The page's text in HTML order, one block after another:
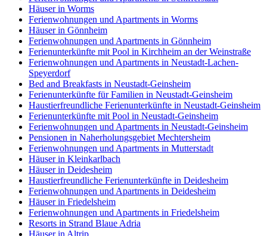
Häuser in Worms
Ferienwohnungen und Apartments in Worms
Häuser in Gönnheim
Ferienwohnungen und Apartments in Gönnheim
Ferienunterkünfte mit Pool in Kirchheim an der Weinstraße
Ferienwohnungen und Apartments in Neustadt-Lachen-
Speyerdorf
Bed and Breakfasts in Neustadt-Geinsheim
Ferienunterkünfte für Familien in Neustadt-Geinsheim
Haustierfreundliche Ferienunterkünfte in Neustadt-Geinsheim
Ferienunterkünfte mit Pool in Neustadt-Geinsheim
Ferienwohnungen und Apartments in Neustadt-Geinsheim
Pensionen in Naherholungsgebiet Mechtersheim
Ferienwohnungen und Apartments in Mutterstadt
Häuser in Kleinkarlbach
Häuser in Deidesheim
Haustierfreundliche Ferienunterkünfte in Deidesheim
Ferienwohnungen und Apartments in Deidesheim
Häuser in Friedelsheim
Ferienwohnungen und Apartments in Friedelsheim
Resorts in Strand Blaue Adria
Häuser in Altrip